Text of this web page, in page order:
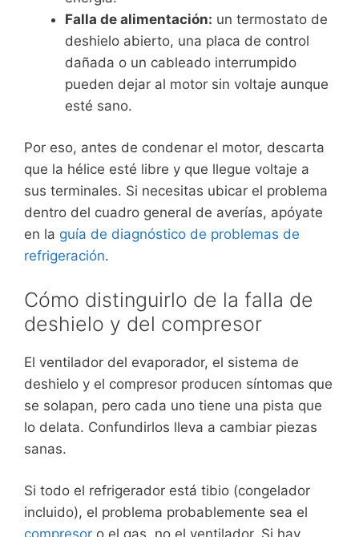
Falla de alimentación: un termostato de
deshielo abierto, una placa de control
dañada o un cableado interrumpido
pueden dejar al motor sin voltaje aunque
esté sano.
Por eso, antes de condenar el motor, descarta
que la hélice esté libre y que llegue voltaje a
sus terminales. Si necesitas ubicar el problema
dentro del cuadro general de averías, apóyate
en la guía de diagnóstico de problemas de
refrigeración.
Cómo distinguirlo de la falla de
deshielo y del compresor
El ventilador del evaporador, el sistema de
deshielo y el compresor producen síntomas que
se solapan, pero cada uno tiene una pista que
lo delata. Confundirlos lleva a cambiar piezas
sanas.
Si todo el refrigerador está tibio (congelador
incluido), el problema probablemente sea el